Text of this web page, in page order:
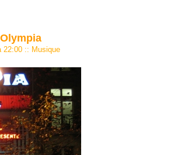
22:00 :: Musique